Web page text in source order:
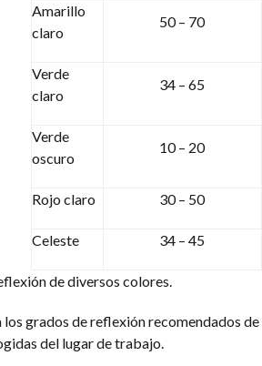
Amarillo
claro
50 – 70
Verde
claro
34 – 65
Verde
oscuro
10 – 20
Rojo claro 30 – 50
Celeste 34 – 45
de diversos colores.
grados de reflexión recomendados de
del lugar de trabajo.